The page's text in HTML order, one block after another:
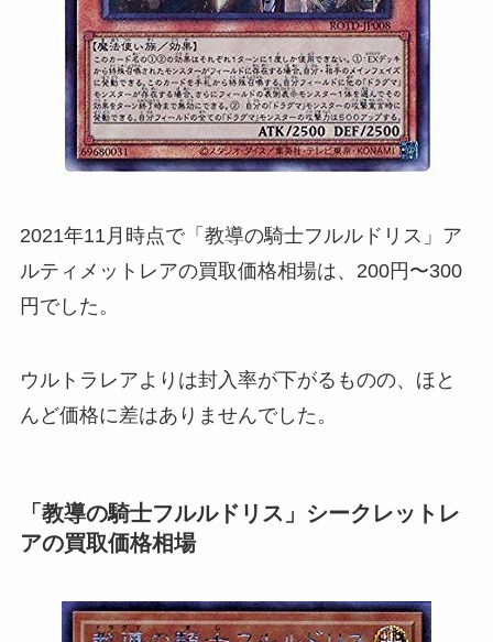
2021年11月時点で「教導の騎士フルルドリス」ア
ルティメットレアの買取価格相場は、200円〜300
円でした。
ウルトラレアよりは封入率が下がるものの、ほと
んど価格に差はありませんでした。
「教導の騎士フルルドリス」シークレットレ
アの買取価格相場